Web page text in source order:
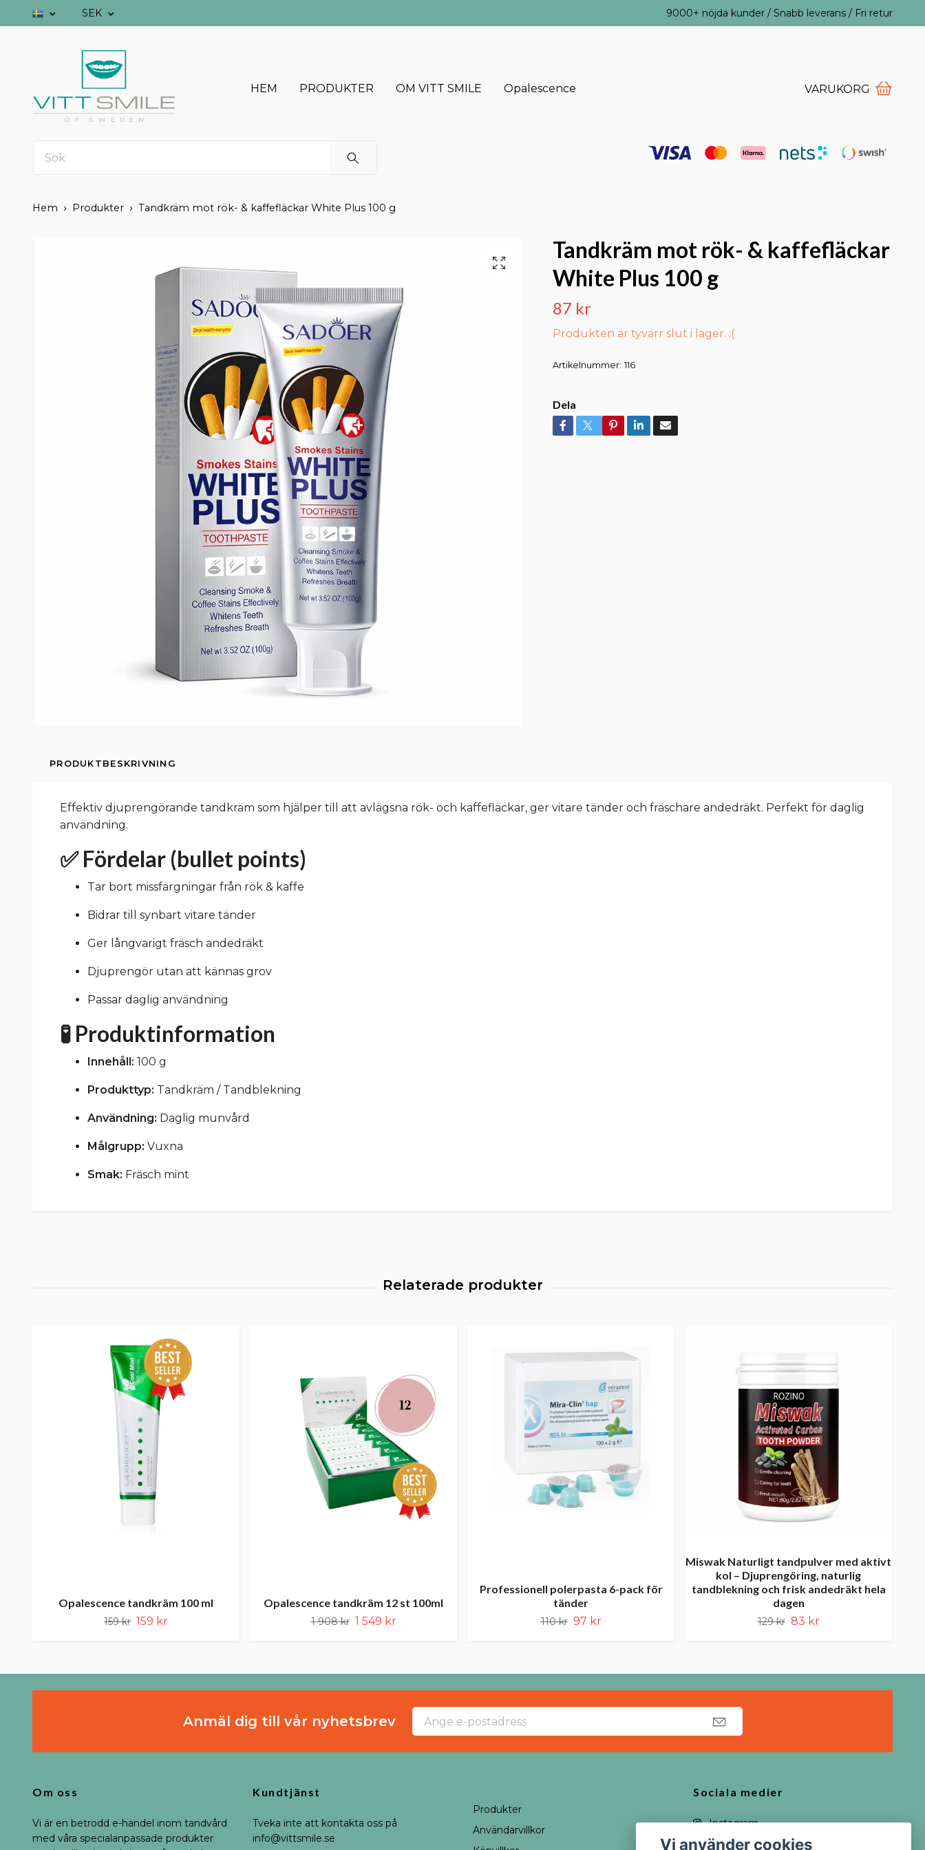
SEK 9000+ nöjda kunder / Snabb leverans / Fri retur
HEM PRODUKTER OM VITT SMILE Opalescence VARUKORG
Hem Produkter Tandkräm mot rök- & kaffefläckar White Plus 100 g
Tandkräm mot rök- & kaffefläckar
White Plus 100 g
87 kr
Produkten är tyvärr slut i lager. :(
Artikelnummer: 116
Dela
PRODUKTBESKRIVNING
Effektiv djuprengörande tandkräm som hjälper till att avlägsna rök- och kaffefläckar, ger vitare tänder och fräschare andedräkt. Perfekt för daglig
användning.
✅ Fördelar (bullet points)
Tar bort missfärgningar från rök & kaffe
Bidrar till synbart vitare tänder
Ger långvarigt fräsch andedräkt
Djuprengör utan att kännas grov
Passar daglig användning
🧪 Produktinformation
Innehåll: 100 g
Produkttyp: Tandkräm / Tandblekning
Användning: Daglig munvård
Målgrupp: Vuxna
Smak: Fräsch mint
Opalescence tandkräm 100 ml
159 kr 159 kr
Opalescence tandkräm 12 st 100ml
1 908 kr 1 549 kr
Professionell polerpasta 6-pack för
tänder
110 kr 97 kr
Miswak Naturligt tandpulver med aktivt
kol – Djuprengöring, naturlig
tandblekning och frisk andedräkt hela
dagen
129 kr 83 kr
Anmäl dig till vår nyhetsbrev
Om oss
Vi är en betrodd e-handel inom tandvård
med våra specialanpassade produkter
Kundtjänst
Tveka inte att kontakta oss på
info@vittsmile.se
Produkter
Användarvillkor
Sociala medier
Instagram
YouTube
Vi använder cookies